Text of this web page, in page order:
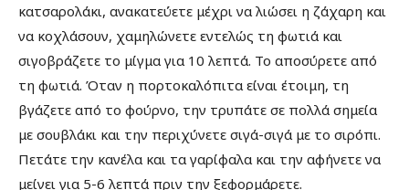
κατσαρολάκι, ανακατεύετε μέχρι να λιώσει η ζάχαρη και
να κοχλάσουν, χαμηλώνετε εντελώς τη φωτιά και
σιγοβράζετε το μίγμα για 10 λεπτά. Το αποσύρετε από
τη φωτιά. Όταν η πορτοκαλόπιτα είναι έτοιμη, τη
βγάζετε από το φούρνο, την τρυπάτε σε πολλά σημεία
με σουβλάκι και την περιχύνετε σιγά-σιγά με το σιρόπι.
Πετάτε την κανέλα και τα γαρίφαλα και την αφήνετε να
μείνει για 5-6 λεπτά πριν την ξεφορμάρετε.